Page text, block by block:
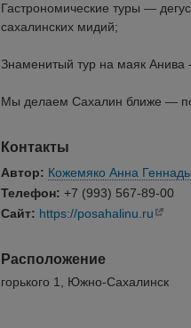
Гастрономические туры —
сахалинских мидий;
Знаменитый тур на маяк
Мы делаем Сахалин ближе —
Контакты
Автор: Кожемяко Анна
Телефон: +7 (993) 567-89-00
Сайт: https://posahalinu.ru
Расположение
горького 1, Южно-Сахалинск